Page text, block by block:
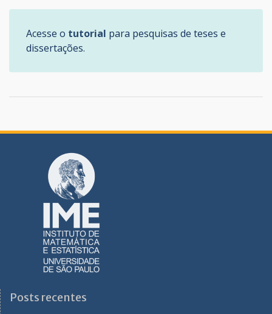
Acesse o tutorial para pesquisas de teses e
dissertações.
Posts recentes